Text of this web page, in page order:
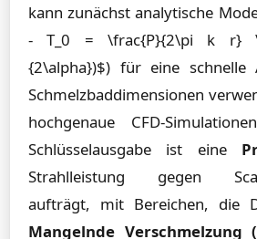
kann zunächst analytische
- T_0 = \frac{P}{2\pi k r}
{2\alpha})$) für eine schnelle
Schmelzbaddimensionen
hochgenaue CFD-
Schlüsselausgabe ist eine
Strahlleistung gegen
aufträgt, mit Bereichen, die
Mangelnde Verschmelzung